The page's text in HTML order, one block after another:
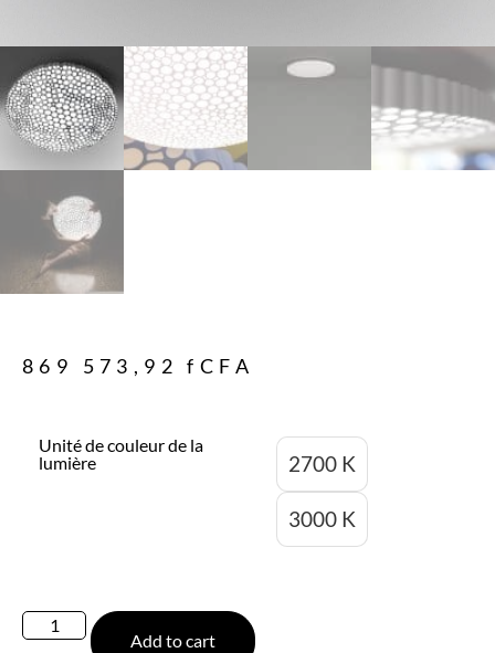
869 573,92fCFA
Unité de couleur de la
lumière
2700 K
3000 K
Add to cart